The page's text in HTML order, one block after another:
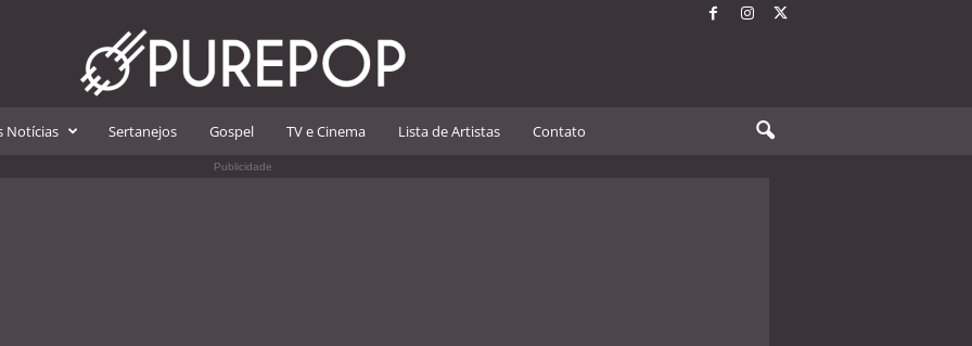
Notícias Sertanejos Gospel TV e Cinema Lista de Artistas Contato
Publicidade